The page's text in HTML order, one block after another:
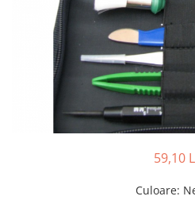
Ceasuri Q&Q
Ceasuri Q&Q Attractive
Ceasuri Reflex
Ceasuri Sekonda
Ceasuri Timberland
59,10
Culoare: